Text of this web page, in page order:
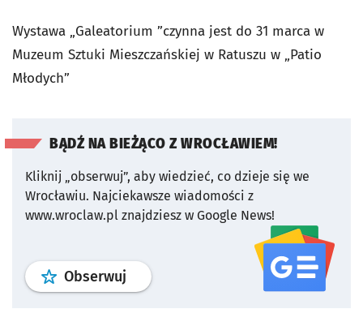
Wystawa „Galeatorium ”czynna jest do 31 marca w
Muzeum Sztuki Mieszczańskiej w Ratuszu w „Patio
Młodych”
BĄDŹ NA BIEŻĄCO Z WROCŁAWIEM!
Kliknij „obserwuj”, aby wiedzieć, co dzieje się we
Wrocławiu. Najciekawsze wiadomości z
www.wroclaw.pl znajdziesz w Google News!
Obserwuj profil serwisu